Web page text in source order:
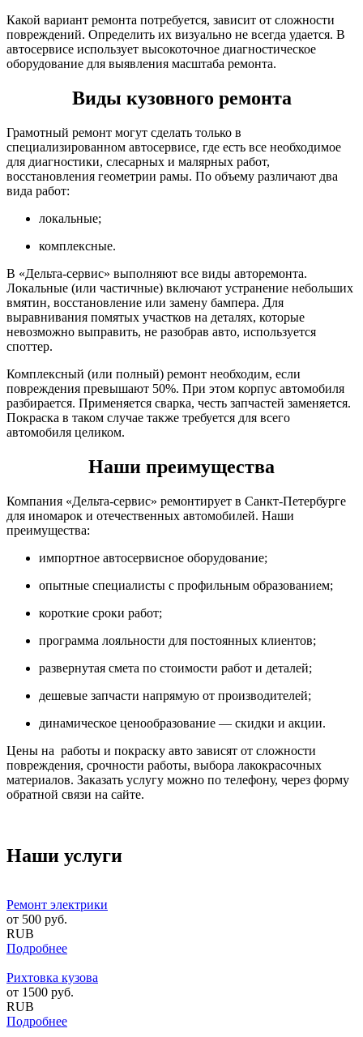
Какой вариант ремонта потребуется, зависит от сложности
повреждений. Определить их визуально не всегда удается. В
автосервисе использует высокоточное диагностическое
оборудование для выявления масштаба ремонта.
Виды кузовного ремонта
Грамотный ремонт могут сделать только в
специализированном автосервисе, где есть все необходимое
для диагностики, слесарных и малярных работ,
восстановления геометрии рамы. По объему различают два
вида работ:
локальные;
комплексные.
В «Дельта-сервис» выполняют все виды авторемонта.
Локальные (или частичные) включают устранение небольших
вмятин, восстановление или замену бампера. Для
выравнивания помятых участков на деталях, которые
невозможно выправить, не разобрав авто, используется
споттер.
Комплексный (или полный) ремонт необходим, если
повреждения превышают 50%. При этом корпус автомобиля
разбирается. Применяется сварка, честь запчастей заменяется.
Покраска в таком случае также требуется для всего
автомобиля целиком.
Наши преимущества
Компания «Дельта-сервис» ремонтирует в Санкт-Петербурге
для иномарок и отечественных автомобилей. Наши
преимущества:
импортное автосервисное оборудование;
опытные специалисты с профильным образованием;
короткие сроки работ;
программа лояльности для постоянных клиентов;
развернутая смета по стоимости работ и деталей;
дешевые запчасти напрямую от производителей;
динамическое ценообразование — скидки и акции.
Цены на работы и покраску авто зависят от сложности
повреждения, срочности работы, выбора лакокрасочных
материалов. Заказать услугу можно по телефону, через форму
обратной связи на сайте.
Наши услуги
Ремонт электрики
от 500 руб.
RUB
Подробнее
Рихтовка кузова
от 1500 руб.
RUB
Подробнее